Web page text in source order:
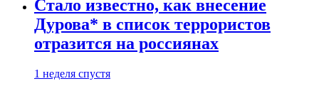
Стало известно, как внесение
Дурова* в список террористов
отразится на россиянах
1 неделя спустя